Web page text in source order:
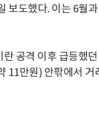
보도했다. 이는 6월
공격 이후 급등했
11만원) 안팎에서